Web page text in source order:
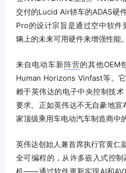
交付的Lucid Air轿车的ADAS硬
Pro的设计宗旨是通过空中软件
辆上的未来可用硬件来增强性能。
来自电动车新阵营的其他OEM
Human Horizons Vinfast等。
赖于英伟达的电子中央控制技
要求。正如英伟达不无自豪地
家顶级乘用车电动汽车制造商中
英伟达创始人兼首席执行官黄仁
全可编程的，从许多嵌入式控